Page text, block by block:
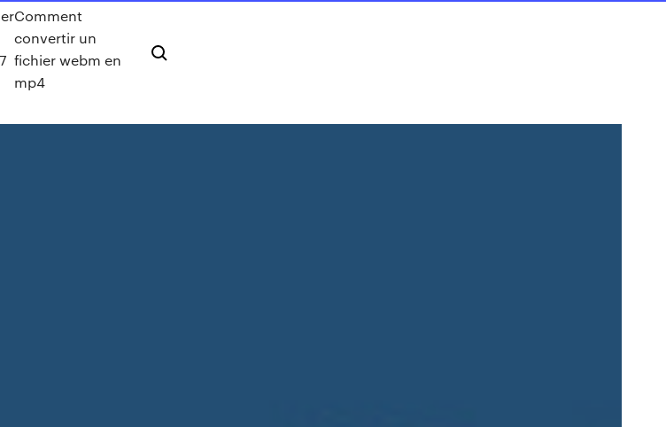
Comment
convertir un
fichier webm en
mp4